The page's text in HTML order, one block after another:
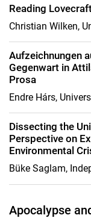
Reading
Christian Wilken,
Aufzeichnungen
Gegenwart in
Prosa
Endre Hárs,
Dissecting the
Perspective on
Environmental
Büke Saglam,
Apocalypse